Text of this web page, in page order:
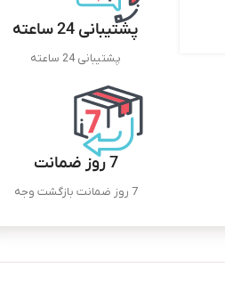
پشتیبانی 24 ساعته
پشتیبانی 24 ساعته
7 روز ضمانت
7 روز ضمانت بازگشت وجه